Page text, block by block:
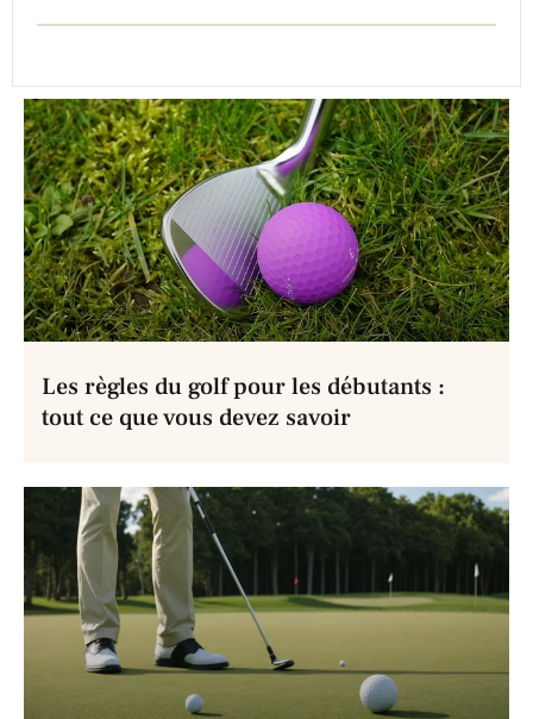
Les règles du golf pour les débutants :
tout ce que vous devez savoir